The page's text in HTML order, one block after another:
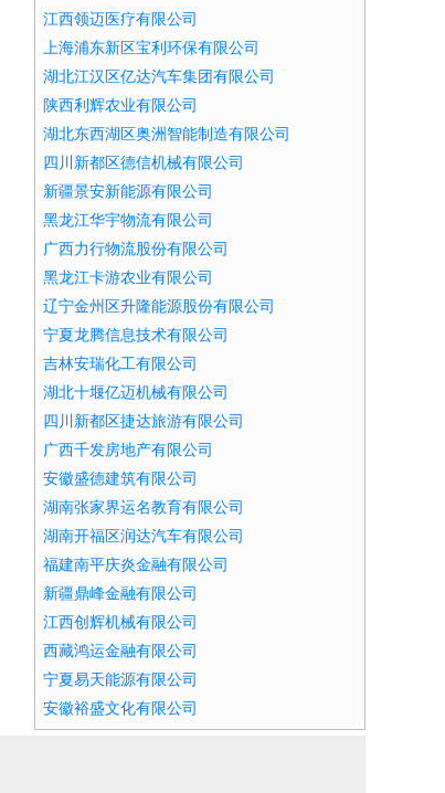
江西领迈医疗有限公司
上海浦东新区宝利环保有限公司
湖北江汉区亿达汽车集团有限公司
陕西利辉农业有限公司
湖北东西湖区奥洲智能制造有限公司
四川新都区德信机械有限公司
新疆景安新能源有限公司
黑龙江华宇物流有限公司
广西力行物流股份有限公司
黑龙江卡游农业有限公司
辽宁金州区升隆能源股份有限公司
宁夏龙腾信息技术有限公司
吉林安瑞化工有限公司
湖北十堰亿迈机械有限公司
四川新都区捷达旅游有限公司
广西千发房地产有限公司
安徽盛德建筑有限公司
湖南张家界运名教育有限公司
湖南开福区润达汽车有限公司
福建南平庆炎金融有限公司
新疆鼎峰金融有限公司
江西创辉机械有限公司
西藏鸿运金融有限公司
宁夏易天能源有限公司
安徽裕盛文化有限公司